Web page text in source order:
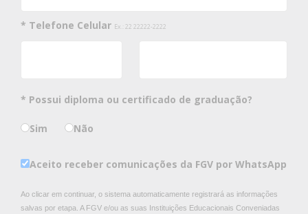
* Telefone Celular Ex.: 22 22222-2222
* Possui diploma ou certificado de graduação?
Sim Não
Aceito receber comunicações da FGV por WhatsApp
Ao clicar em continuar, o sistema automaticamente registrará as informações
salvas por etapa. A FGV e/ou as suas Instituições Educacionais Conveniadas